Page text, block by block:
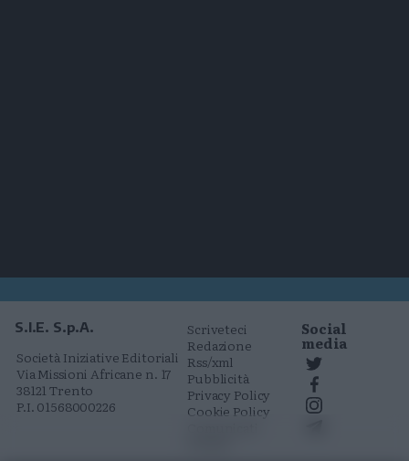
S.I.E. S.p.A.
Società Iniziative Editoriali
Via Missioni Africane n. 17
38121 Trento
P.I. 01568000226
Scriveteci
Redazione
Rss/xml
Pubblicità
Privacy Policy
Cookie Policy
Social
media